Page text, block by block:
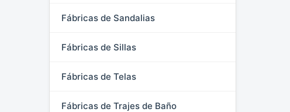
Fábricas de Sandalias
Fábricas de Sillas
Fábricas de Telas
Fábricas de Trajes de Baño